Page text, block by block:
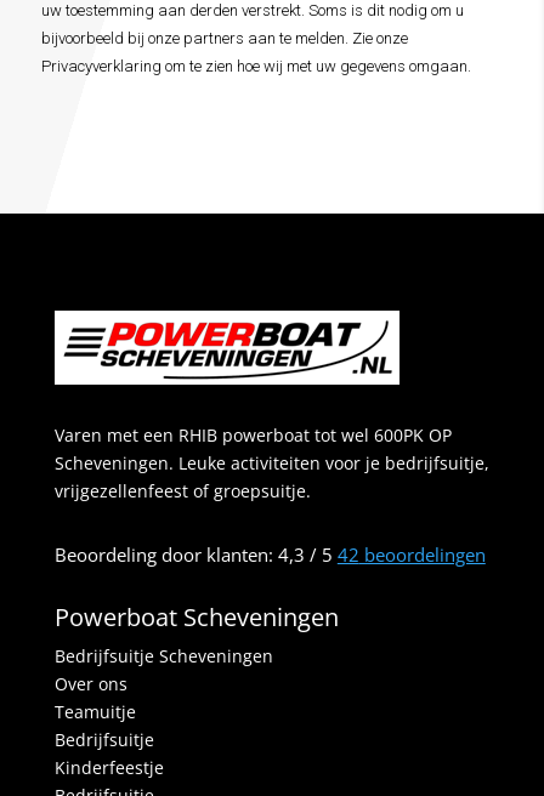
uw toestemming aan derden verstrekt. Soms is dit nodig om u
bijvoorbeeld bij onze partners aan te melden. Zie onze
Privacyverklaring om te zien hoe wij met uw gegevens omgaan.
Varen met een RHIB powerboat tot wel 600PK OP
Scheveningen. Leuke activiteiten voor je bedrijfsuitje,
vrijgezellenfeest of groepsuitje.
Beoordeling door klanten: 4,3 / 5 42 beoordelingen
Powerboat Scheveningen
Bedrijfsuitje Scheveningen
Over ons
Teamuitje
Bedrijfsuitje
Kinderfeestje